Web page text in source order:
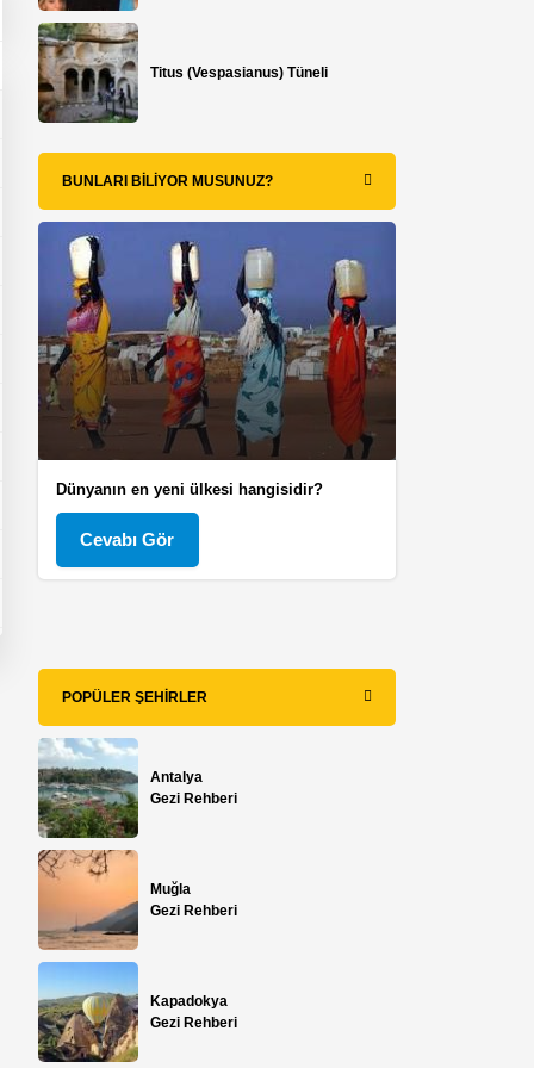
Titus (Vespasianus) Tüneli
BUNLARI BILIYOR MUSUNUZ?
Dünyanın en yeni ülkesi hangisidir?
Cevabı Gör
POPÜLER ŞEHIRLER
Antalya
Gezi Rehberi
Muğla
Gezi Rehberi
Kapadokya
Gezi Rehberi